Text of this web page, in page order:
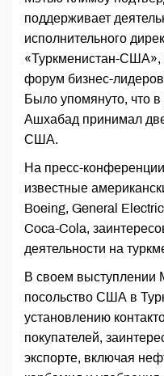
поддерживает
исполнительного
«Туркменистан-США»,
форум бизнес-
Было упомянуто, что
Ашхабад принимал
США.
На пресс-
известные
Boeing, General
Coca-Cola,
деятельности на
В своем выступлении
посольство США в
установлению
покупателей,
экспорте, включая